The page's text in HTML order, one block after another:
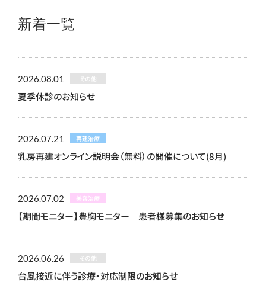
新着一覧
2026.08.01 その他
夏季休診のお知らせ
2026.07.21 再建治療
乳房再建オンライン説明会（無料）の開催について(8月)
2026.07.02 美容治療
【期間モニター】豊胸モニター 患者様募集のお知らせ
2026.06.26 その他
台風接近に伴う診療・対応制限のお知らせ